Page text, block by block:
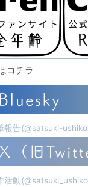
コチラ
報告(@satsuki-
活動